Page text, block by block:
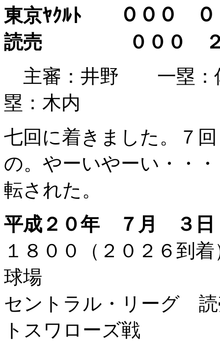
東京ﾔｸﾙﾄ ０００ ０
読売 ０００
主審：井野 一塁
塁：木内
七回に着きました。７
の。やーいやーい・・
転された。
平成２０年 ７月 ３日
１８００（２０２６
球場
セントラル・リーグ 読
トスワローズ戦